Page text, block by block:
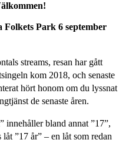
Park 6 september
streams, resan har gått
kom 2018, och senaste
hört honom om du lyssnat
de senaste åren.
innehåller bland annat ”17”,
”17 år” – en låt som redan